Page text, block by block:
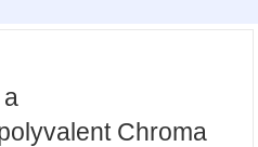
Chroma